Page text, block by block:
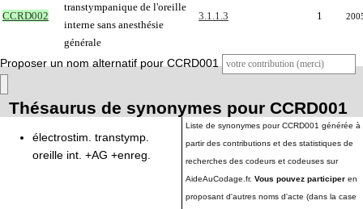
CCRD002
transtympanique de l'oreille
interne sans anesthésie
générale
3.1.1.3 1
Proposer un nom alternatif pour CCRD001
Thésaurus de synonymes pour CCRD001
électrostim. transtymp.
oreille int. +AG +enreg.
Liste de synonymes pour CCRD001 générée à
partir des contributions et des statistiques de
recherches des codeurs et codeuses sur
AideAuCodage.fr. Vous pouvez participer en
proposant d'autres noms d'acte (dans la case